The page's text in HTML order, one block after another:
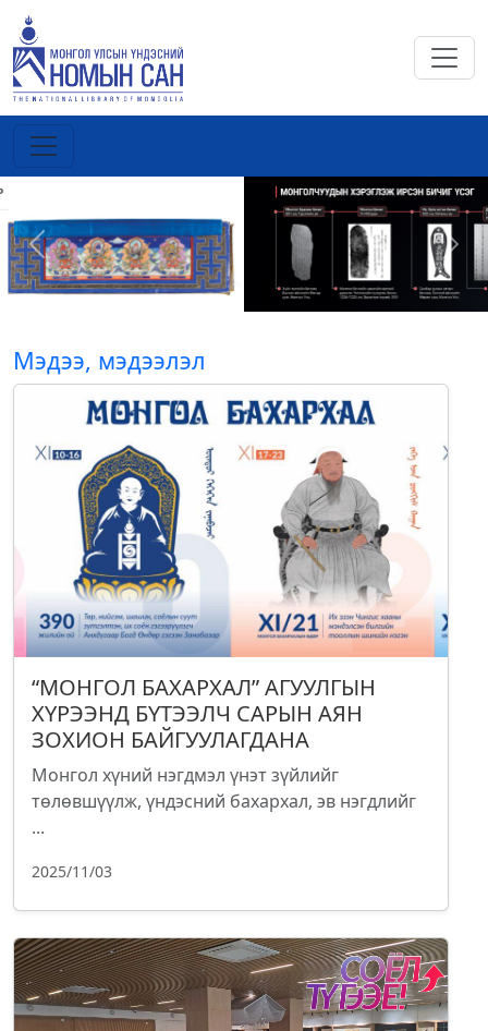
Previous Next
Мэдээ, мэдээлэл
“МОНГОЛ БАХАРХАЛ” АГУУЛГЫН
ХҮРЭЭНД БҮТЭЭЛЧ САРЫН АЯН
ЗОХИОН БАЙГУУЛАГДАНА
Монгол хүний нэгдмэл үнэт зүйлийг
төлөвшүүлж, үндэсний бахархал, эв нэгдлийг
...
2025/11/03